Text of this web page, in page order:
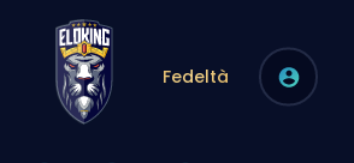
Fedeltà